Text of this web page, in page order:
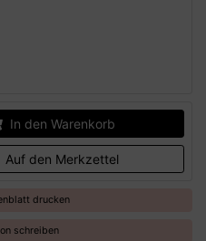
In den Warenkorb
Auf den Merkzettel
drucken
schreiben